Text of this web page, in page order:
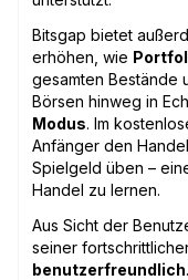
Bitsgap bietet
erhöhen, wie
gesamten Bestände
Börsen hinweg in
Modus. Im
Anfänger den
Spielgeld üben –
Handel zu lernen.
Aus Sicht der
seiner
benutzerfreundlich